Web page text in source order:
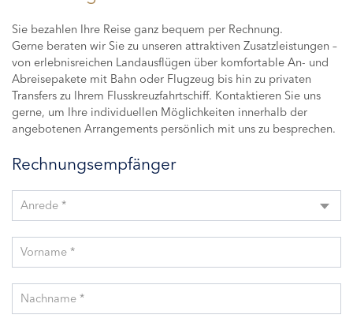
Sie bezahlen Ihre Reise ganz bequem per Rechnung.
Gerne beraten wir Sie zu unseren attraktiven Zusatzleistungen –
von erlebnisreichen Landausflügen über komfortable An- und
Abreisepakete mit Bahn oder Flugzeug bis hin zu privaten
Transfers zu Ihrem Flusskreuzfahrtschiff. Kontaktieren Sie uns
gerne, um Ihre individuellen Möglichkeiten innerhalb der
angebotenen Arrangements persönlich mit uns zu besprechen.
Rechnungsempfänger
Anrede *
Vorname *
Nachname *